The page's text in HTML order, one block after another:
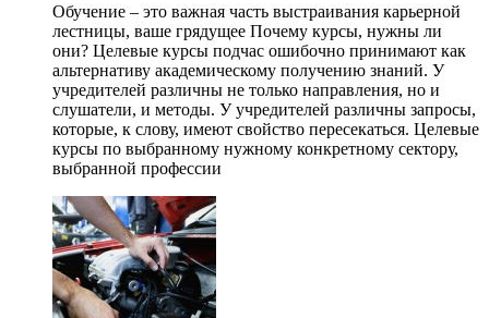
Обучение – это важная часть выстраивания карьерной
лестницы, ваше грядущее Почему курсы, нужны ли
они? Целевые курсы подчас ошибочно принимают как
альтернативу академическому получению знаний. У
учредителей различны не только направления, но и
слушатели, и методы. У учредителей различны запросы,
которые, к слову, имеют свойство пересекаться. Целевые
курсы по выбранному нужному конкретному сектору,
выбранной профессии